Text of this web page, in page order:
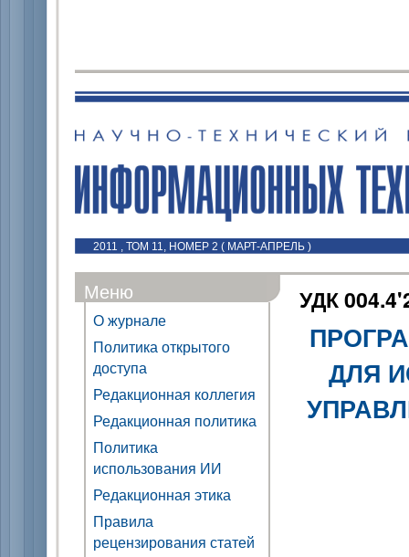
2011 , ТОМ 11, НОМЕР 2 ( МАРТ-АПРЕЛЬ )
Меню
О журнале
Политика открытого
доступа
Редакционная коллегия
Редакционная политика
Политика
использования ИИ
Редакционная этика
Правила
рецензирования статей
УДК
ДЛЯ